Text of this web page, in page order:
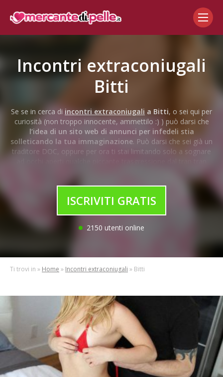
Incontri extraconiugali
Bitti
Se se in cerca di incontri extraconiugali a Bitti, o sei qui per
curiosità (non troppo innocente, ammettilo :) ) può darsi che
l’idea di un sito web di annunci per infedeli stia
solleticando la tua immaginazione. Può darsi che sei già un
traditore DOC, oppure per ora ti stai limitando solo a sognare
comunità di incontri per mogli e mariti
, ti chiederai perché non ci hai
pensato prima a iscriverti.
ISCRIVITI GRATIS
2150 utenti online
Ti trovi in » Home » Incontri extraconiugali » Bitti